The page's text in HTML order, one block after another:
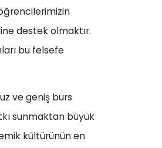
destek olmaktır.
bu felsefe
ve geniş burs
sunmaktan büyük
kültürünün en